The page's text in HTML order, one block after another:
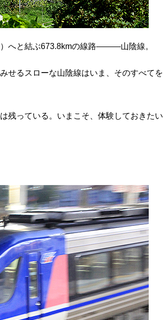
へと結ぶ673.8kmの線路―――山陰線。
せるスローな山陰線はいま、そのすべてを
残っている。いまこそ、体験しておきたい